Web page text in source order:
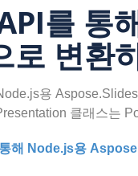
를 통
로 변환
용
클래스는
해 Node.js용